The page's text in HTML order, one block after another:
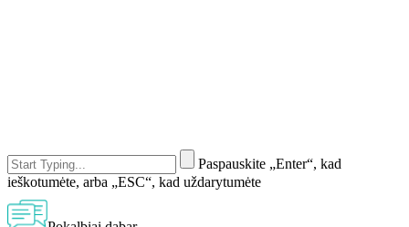
Paspauskite „Enter“, kad
ieškotumėte, arba „ESC“, kad uždarytumėte